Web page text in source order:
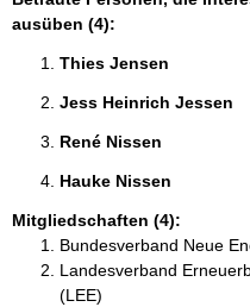
ausüben (4):
Thies Jensen
Jess Heinrich Jessen
René Nissen
Hauke Nissen
Mitgliedschaften (4):
Bundesverband Neue
Landesverband
(LEE)